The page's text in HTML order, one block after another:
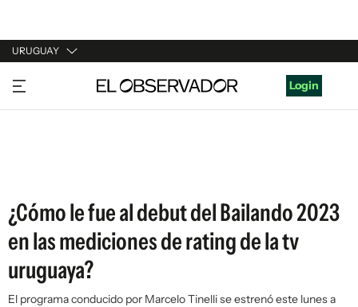
URUGUAY
URUGUAY
ARGENTINA
Login
¿Cómo le fue al debut del Bailando 2023
en las mediciones de rating de la tv
uruguaya?
El programa conducido por Marcelo Tinelli se estrenó este lunes a